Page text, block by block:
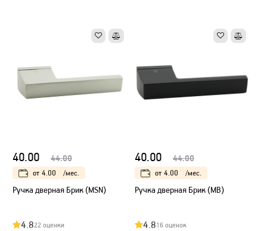
40.00 44.00
от 4.00 /мес.
Ручка дверная Брик (MSN)
4.822 оценки
40.00 44.00
от 4.00 /мес.
Ручка дверная Брик (МB)
4.816 оценок